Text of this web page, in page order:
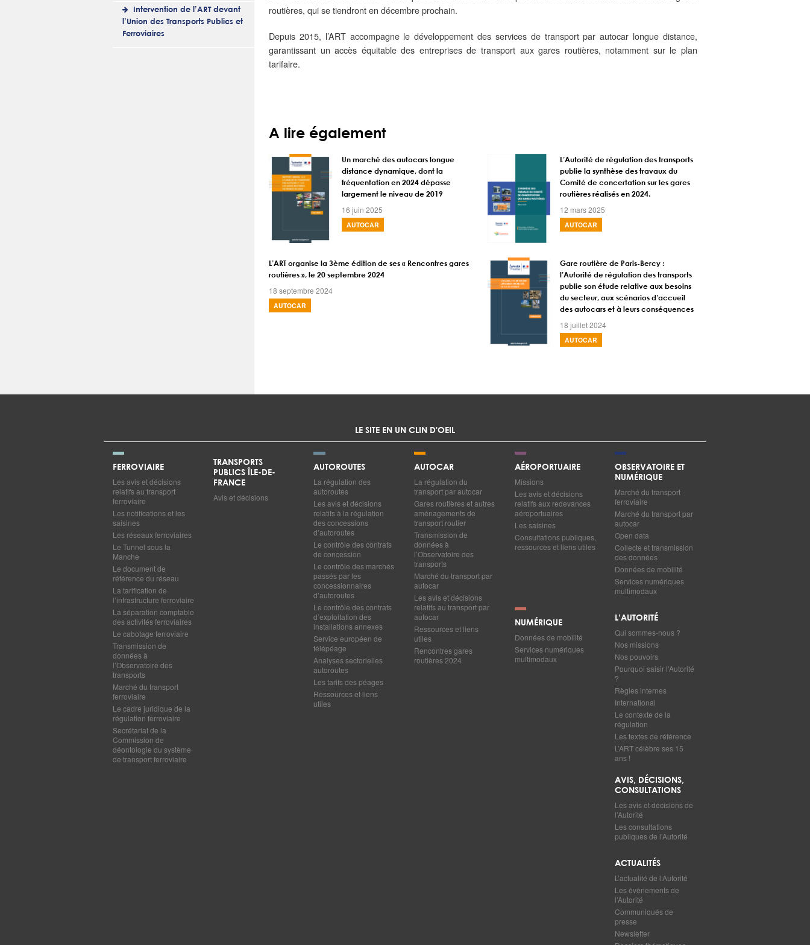
Intervention de l’ART devant
l’Union des Transports Publics et
Ferroviaires
routières, qui se tiendront en décembre prochain.
Depuis 2015, l’ART accompagne le développement des services de transport par autocar longue distance,
garantissant un accès équitable des entreprises de transport aux gares routières, notamment sur le plan
tarifaire.
A lire également
Un marché des autocars longue
distance dynamique, dont la
fréquentation en 2024 dépasse
largement le niveau de 2019
16 juin 2025
AUTOCAR
L’Autorité de régulation des transports
publie la synthèse des travaux du
Comité de concertation sur les gares
routières réalisés en 2024.
12 mars 2025
AUTOCAR
L’ART organise la 3ème édition de ses « Rencontres gares
routières », le 20 septembre 2024
18 septembre 2024
AUTOCAR
Gare routière de Paris-Bercy :
l’Autorité de régulation des transports
publie son étude relative aux besoins
du secteur, aux scénarios d’accueil
des autocars et à leurs conséquences
18 juillet 2024
AUTOCAR
LE SITE EN UN CLIN D'OEIL
FERROVIAIRE
Les avis et décisions
relatifs au transport
ferroviaire
Les notifications et les
saisines
Les réseaux ferroviaires
Le Tunnel sous la
Manche
Le document de
référence du réseau
La tarification de
l’infrastructure ferroviaire
La séparation comptable
des activités ferroviaires
Le cabotage ferroviaire
Transmission de
données à
l’Observatoire des
transports
Marché du transport
ferroviaire
Le cadre juridique de la
régulation ferroviaire
Secrétariat de la
Commission de
déontologie du système
de transport ferroviaire
TRANSPORTS
PUBLICS ÎLE-DE-
FRANCE
Avis et décisions
AUTOROUTES
La régulation des
autoroutes
Les avis et décisions
relatifs à la régulation
des concessions
d’autoroutes
Le contrôle des contrats
de concession
Le contrôle des marchés
passés par les
concessionnaires
d’autoroutes
Le contrôle des contrats
d’exploitation des
installations annexes
Service européen de
télépéage
Analyses sectorielles
autoroutes
Les tarifs des péages
Ressources et liens
utiles
AUTOCAR
La régulation du
transport par autocar
Gares routières et autres
aménagements de
transport routier
Transmission de
données à
l’Observatoire des
transports
Marché du transport par
autocar
Les avis et décisions
relatifs au transport par
autocar
Ressources et liens
utiles
Rencontres gares
routières 2024
AÉROPORTUAIRE
Missions
Les avis et décisions
relatifs aux redevances
aéroportuaires
Les saisines
Consultations publiques,
ressources et liens utiles
OBSERVATOIRE ET
NUMÉRIQUE
Marché du transport
ferroviaire
Marché du transport par
autocar
Open data
Collecte et transmission
des données
Données de mobilité
Services numériques
multimodaux
NUMÉRIQUE
Données de mobilité
Services numériques
multimodaux
L’AUTORITÉ
Qui sommes-nous ?
Nos missions
Nos pouvoirs
Pourquoi saisir l’Autorité
?
Règles internes
International
Le contexte de la
régulation
Les textes de référence
L’ART célèbre ses 15
ans !
AVIS, DÉCISIONS,
CONSULTATIONS
Les avis et décisions de
l’Autorité
Les consultations
publiques de l’Autorité
ACTUALITÉS
L’actualité de l’Autorité
Les évènements de
l’Autorité
Communiqués de
presse
Newsletter